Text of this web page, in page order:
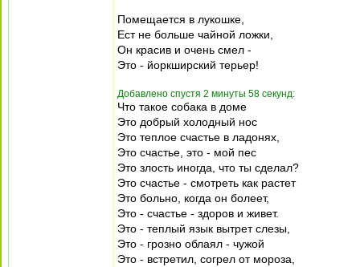
Помещается в лукошке,
Ест не больше чайной ложки,
Он красив и очень смел -
Это - йоркширский терьер!
Добавлено спустя 2 минуты 58 секунд:
Что такое собака в доме
Это добрый холодный нос
Это теплое счастье в ладонях,
Это счастье, это - мой пес
Это злость иногда, что ты сделал?
Это счастье - смотреть как растет
Это больно, когда он болеет,
Это - счастье - здоров и живет.
Это - теплый язык вытрет слезы,
Это - грозно облаял - чужой
Это - встретил, согрел от мороза,